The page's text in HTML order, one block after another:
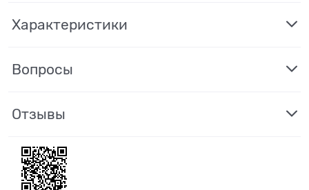
Характеристики
Вопросы
Отзывы